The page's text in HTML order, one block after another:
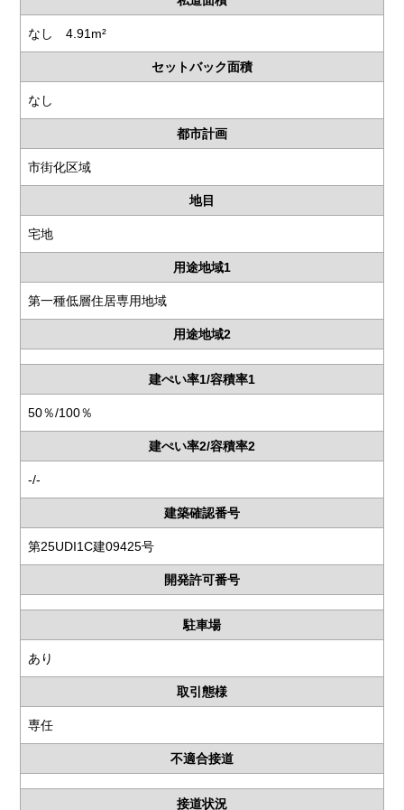
なし 4.91m²
セットバック面積
なし
都市計画
市街化区域
地目
宅地
用途地域1
第一種低層住居専用地域
用途地域2
建ぺい率1/容積率1
50％/100％
建ぺい率2/容積率2
-/-
建築確認番号
第25UDI1C建09425号
開発許可番号
駐車場
あり
取引態様
専任
不適合接道
接道状況